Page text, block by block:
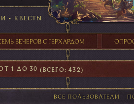
• КВЕСТЫ
ВЕЧЕРОВ С ГЕРХАРДОМ
1 ДО 30 (ВСЕГО: 432)
ВСЕ ПОЛЬЗОВАТЕЛИ